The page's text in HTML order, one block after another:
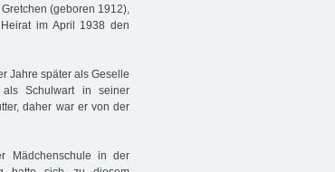
(geboren 1912),
im April 1938 den
Jahre später als Geselle
Schulwart in seiner
daher war er von der
Mädchenschule in der